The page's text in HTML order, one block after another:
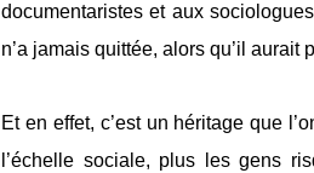
documentaristes et aux
n’a jamais quittée, alors qu’il aurait
Et en effet, c’est un héritage que
l’échelle sociale, plus les gens